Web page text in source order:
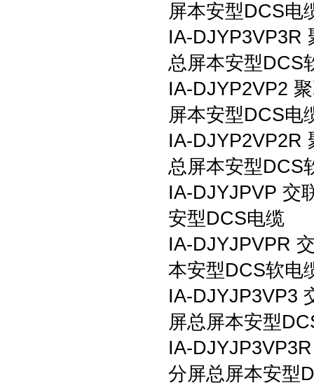
屏本安型DCS电
IA-DJYP3VP3R
总屏本安型DCS
IA-DJYP2VP2
屏本安型DCS电
IA-DJYP2VP2R
总屏本安型DCS
IA-DJYJPVP 交
安型DCS电缆
IA-DJYJPVPR
本安型DCS软电
IA-DJYJP3VP3
屏总屏本安型
IA-
分屏总屏本安型